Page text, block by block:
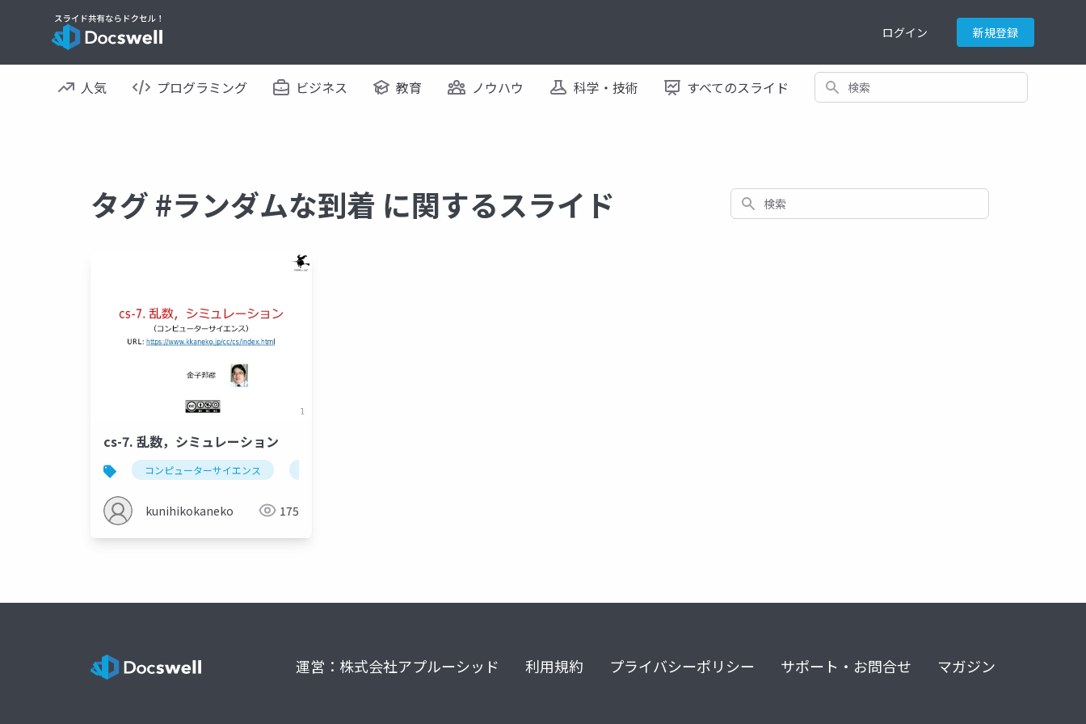
ログイン 新規登録
人気 プログラミング ビジネス 教育 ノウハウ 科学・技術 すべてのスライド 検索
タグ #ランダムな到着 に関するスライド 検索
cs-7. 乱数，シミュレーション
コンピューターサイエンス
kunihikokaneko 175
運営：株式会社アプルーシッド 利用規約 プライバシーポリシー サポート・お問合せ マガジン